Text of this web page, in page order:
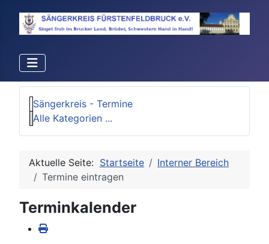
Sängerkreis - Termine
Alle Kategorien ...
Aktuelle Seite: Startseite
Interner Bereich
Termine eintragen
Terminkalender